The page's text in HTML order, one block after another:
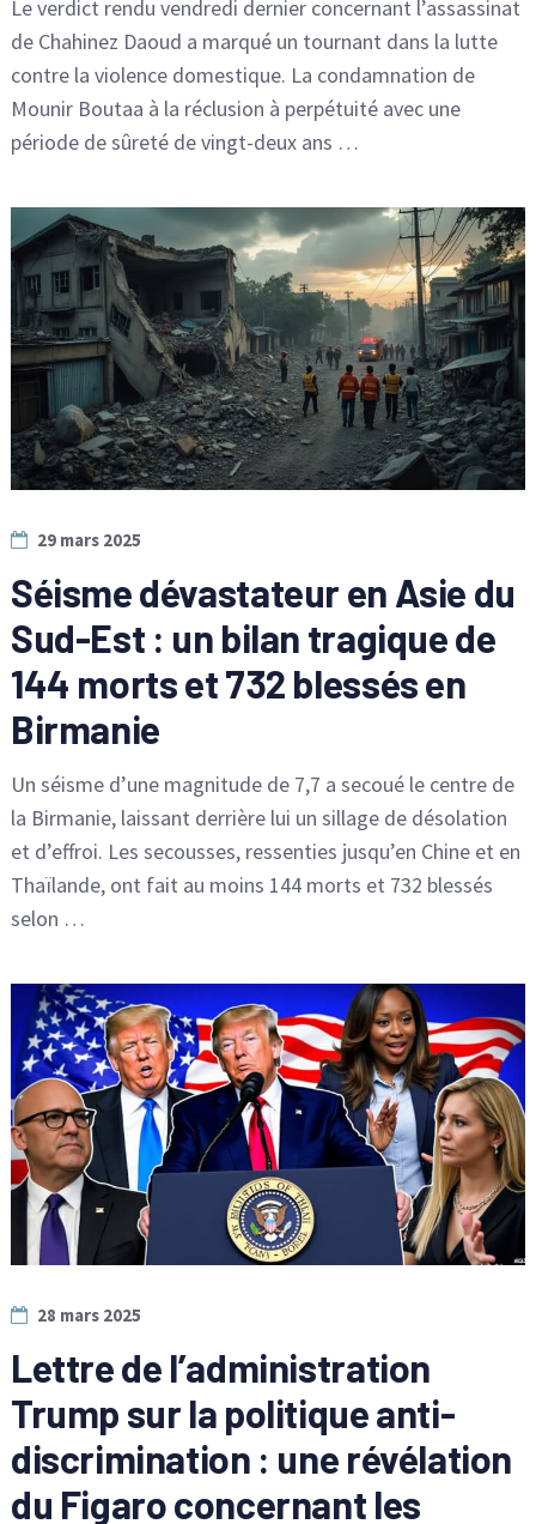
Le verdict rendu vendredi dernier concernant l’assassinat
de Chahinez Daoud a marqué un tournant dans la lutte
contre la violence domestique. La condamnation de
Mounir Boutaa à la réclusion à perpétuité avec une
période de sûreté de vingt-deux ans …
29 mars 2025
Séisme dévastateur en Asie du
Sud-Est : un bilan tragique de
144 morts et 732 blessés en
Birmanie
Un séisme d’une magnitude de 7,7 a secoué le centre de
la Birmanie, laissant derrière lui un sillage de désolation
et d’effroi. Les secousses, ressenties jusqu’en Chine et en
Thaïlande, ont fait au moins 144 morts et 732 blessés
selon …
28 mars 2025
Lettre de l’administration
Trump sur la politique anti-
discrimination : une révélation
du Figaro concernant les